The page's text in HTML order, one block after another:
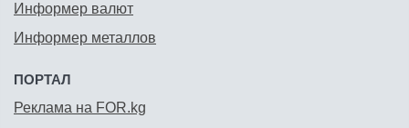
Информер валют
Информер металлов
ПОРТАЛ
Реклама на FOR.kg